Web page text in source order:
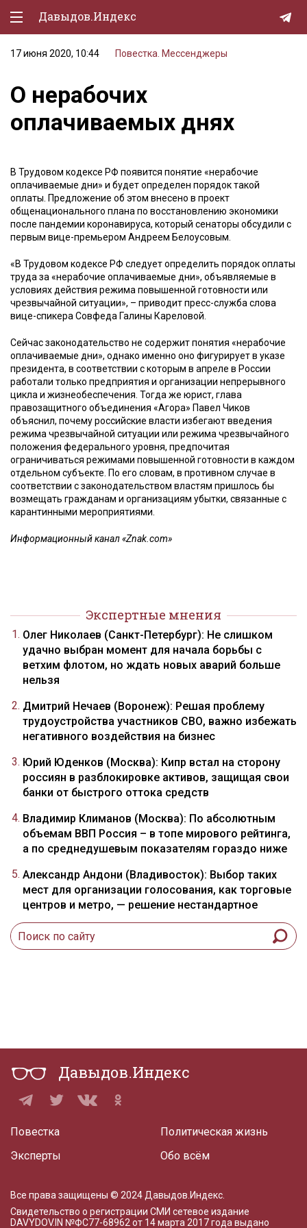
Давыдов.Индекс
Политическая жизнь
Экономика
Природа
Спорт
Культура
Lifestyle
Мурзилка
17 июня 2020, 10:44 Повестка. Мессенджеры
О нерабочих
оплачиваемых днях
В Трудовом кодексе РФ появится понятие «нерабочие
оплачиваемые дни» и будет определен порядок такой
оплаты. Предложение об этом внесено в проект
общенационального плана по восстановлению экономики
после пандемии коронавируса, который сенаторы обсудили с
первым вице-премьером Андреем Белоусовым.
«В Трудовом кодексе РФ следует определить порядок оплаты
труда за «нерабочие оплачиваемые дни», объявляемые в
условиях действия режима повышенной готовности или
чрезвычайной ситуации», – приводит пресс-служба слова
вице-спикера Совфеда Галины Кареловой.
Сейчас законодательство не содержит понятия «нерабочие
оплачиваемые дни», однако именно оно фигурирует в указе
президента, в соответствии с которым в апреле в России
работали только предприятия и организации непрерывного
цикла и жизнеобеспечения. Тогда же юрист, глава
правозащитного объединения «Агора» Павел Чиков
объяснил, почему российские власти избегают введения
режима чрезвычайной ситуации или режима чрезвычайного
положения федерального уровня, предпочитая
ограничиваться режимами повышенной готовности в каждом
отдельном субъекте. По его словам, в противном случае в
соответствии с законодательством властям пришлось бы
возмещать гражданам и организациям убытки, связанные с
карантинными мероприятиями.
Информационный канал «Znak.com»
Экспертные мнения
Олег Николаев (Санкт-Петербург): Не слишком
удачно выбран момент для начала борьбы с
ветхим флотом, но ждать новых аварий больше
нельзя
Дмитрий Нечаев (Воронеж): Решая проблему
трудоустройства участников СВО, важно избежать
негативного воздействия на бизнес
Юрий Юденков (Москва): Кипр встал на сторону
россиян в разблокировке активов, защищая свои
банки от быстрого оттока средств
Владимир Климанов (Москва): По абсолютным
объемам ВВП Россия – в топе мирового рейтинга,
а по среднедушевым показателям гораздо ниже
Александр Андони (Владивосток): Выбор таких
мест для организации голосования, как торговые
центров и метро, — решение нестандартное
Давыдов.Индекс
Повестка
Эксперты
Политическая жизнь
Обо всём
Все права защищены © 2024 Давыдов.Индекс.
Свидетельство о регистрации СМИ сетевое издание
DAVYDOV.IN №ФС77-68962 от 14 марта 2017 года выдано